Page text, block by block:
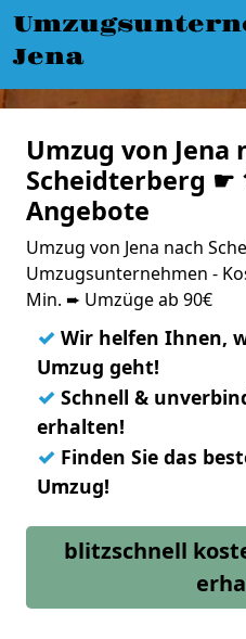
Jena
Umzug von Jena
Scheidterberg ☛
Angebote
Umzug von Jena nach
Umzugsunternehmen -
Min. ➨ Umzüge ab 90€
✓ Wir helfen Ihnen,
Umzug geht!
✓ Schnell &
erhalten!
✓ Finden Sie das
Umzug!
blitzschnell